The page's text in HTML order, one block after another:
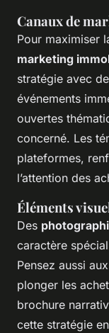
Canaux de
Pour maximiser
marketing
stratégie avec
événements
ouvertes
concerné. Les
plateformes,
l’attention des
Éléments
Des
caractère
Pensez aussi
plonger les
brochure
cette stratégie